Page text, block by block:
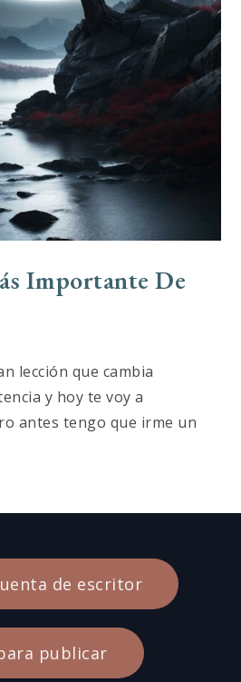
Importante De
lección que cambia
y hoy te voy a
antes tengo que irme un
de escritor
publicar